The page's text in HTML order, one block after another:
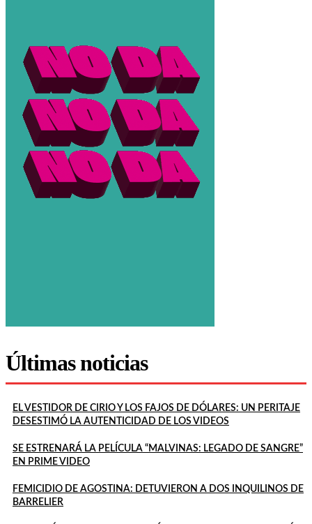
Últimas noticias
EL VESTIDOR DE CIRIO Y LOS FAJOS DE DÓLARES: UN PERITAJE
DESESTIMÓ LA AUTENTICIDAD DE LOS VIDEOS
SE ESTRENARÁ LA PELÍCULA “MALVINAS: LEGADO DE SANGRE”
EN PRIME VIDEO
FEMICIDIO DE AGOSTINA: DETUVIERON A DOS INQUILINOS DE
BARRELIER